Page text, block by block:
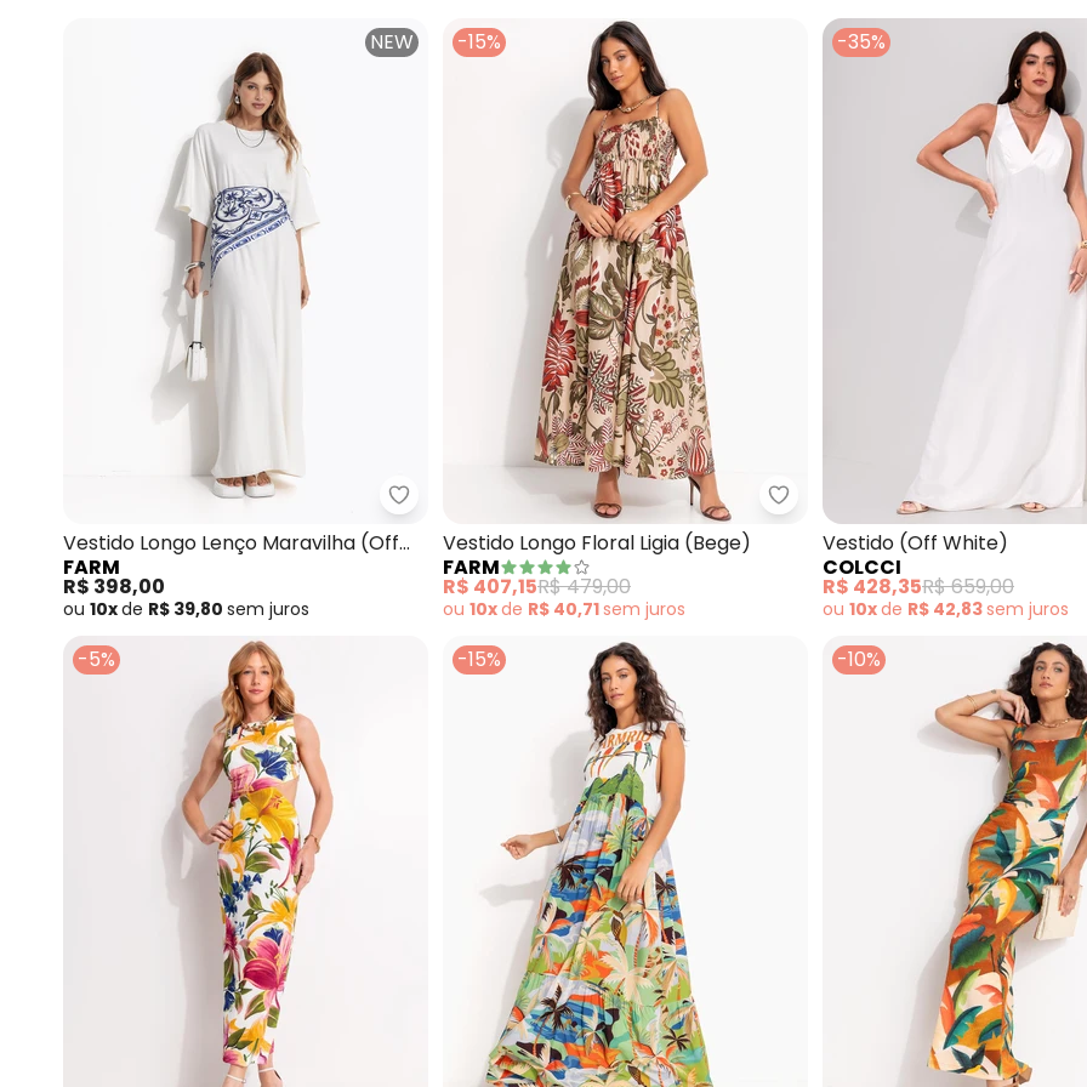
NEW
Farm - Vestido Longo Lenço Maravilha (Off White)
Vestido Longo Lenço Maravilha (Off
White)
FARM
R$ 398,00
ou 10xde R$ 39,80 sem juros
-15%
Farm - Vestido Longo Floral
Vestido Longo Floral Ligia (Bege)
FARM
R$ 407,15R$ 479,00
ou 10xde R$ 40,71sem juros
-35%
Vestido (Off White)
COLCCI
R$ 428,35R$ 659,00
ou 10xde R$ 42,83sem juros
-5% -15% -10%